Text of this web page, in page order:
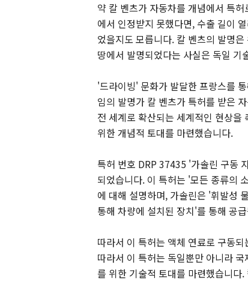
약 칼 벤츠가 자동차를 개념에서 특
에서 인정받지 못했다면, 수출 길이
었을지도 모릅니다. 칼 벤츠의 발명
땅에서 발명되었다는 사실은 독일
'드라이빙' 문화가 발달한 프랑스를
임의 발명가 칼 벤츠가 특허를 받은
전 세계로 확산되는 세계적인 현상
위한 개념적 토대를 마련했습니다.
특허 번호 DRP 37435 '가솔린 구동
되었습니다. 이 특허는 '모든 종류의
에 대해 설명하며, 가솔린은 '휘발성
통해 차량에 설치된 장치'를 통해 공
따라서 이 특허는 액체 연료로 구동
따라서 이 특허는 독일뿐만 아니라
를 위한 기술적 토대를 마련했습니다